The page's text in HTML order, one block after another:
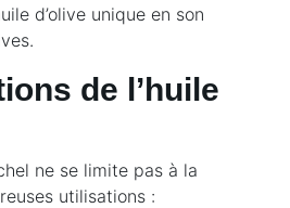
d’olive unique en son
de l’huile
ne se limite pas à la
utilisations :